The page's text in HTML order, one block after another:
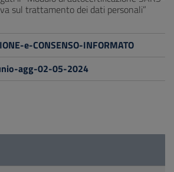
sul trattamento dei dati personali”
e-CONSENSO-INFORMATO
agg-02-05-2024